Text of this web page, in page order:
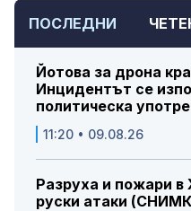
ПОСЛЕДНИ
Йотова за дрона
Инцидентът се
политическа
11:20 • 09.08.26
Разруха и пожари
руски атаки